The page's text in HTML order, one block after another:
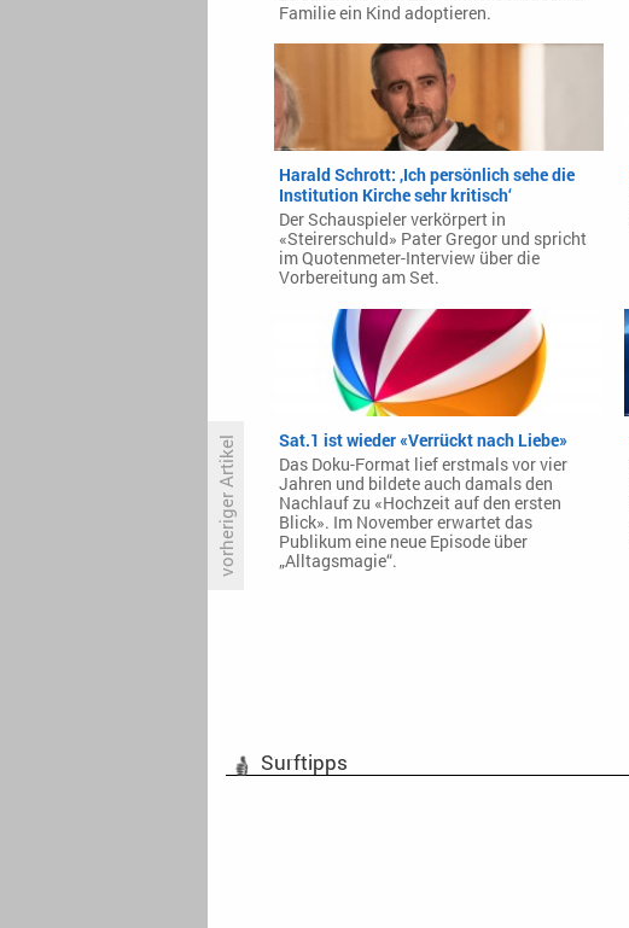
vorheriger Artikel
«Mayfair Witches» geht am 5.
Januar weiter
Familie ein Kind adoptieren.
Harald Schrott: ‚Ich persönlich sehe die
Institution Kirche sehr kritisch‘
Der Schauspieler verkörpert in
«Steirerschuld» Pater Gregor und spricht
im Quotenmeter-Interview über die
Vorbereitung am Set.
Sat.1 ist wieder «Verrückt nach Liebe»
Das Doku-Format lief erstmals vor vier
Jahren und bildete auch damals den
Nachlauf zu «Hochzeit auf den ersten
Blick». Im November erwartet das
Publikum eine neue Episode über
„Alltagsmagie“.
Surftipps